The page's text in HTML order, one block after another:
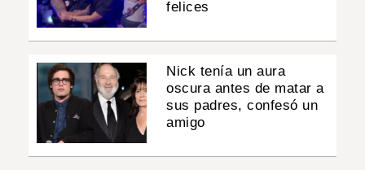
felices
Nick tenía un aura
oscura antes de matar a
sus padres, confesó un
amigo